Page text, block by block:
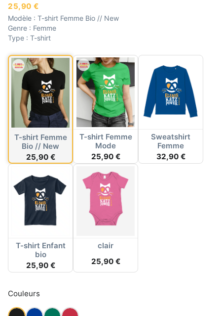
25,90 €
Modèle : T-shirt Femme Bio // New
Genre : Femme
Type : T-shirt
T-shirt Femme
Bio // New
25,90 €
T-shirt Femme
Mode
25,90 €
Sweatshirt
Femme
32,90 €
T-shirt Enfant
bio
25,90 €
clair
25,90 €
Couleurs